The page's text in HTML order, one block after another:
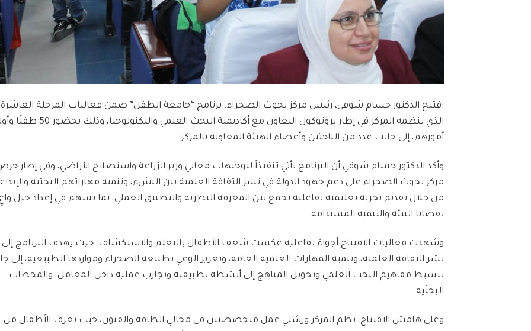
افتتح الدكتور حسام شوقي، رئيس مركز بحوث الصحراء، برنامج “جامعة الطفل” ضمن فعاليات المرحلة
الذي ينظمه المركز في إطار بروتوكول التعاون مع أكاديمية البحث العلمي
أمورهم، إلى جانب عدد من الباحثين وأعضاء الهيئة المعاونة بالمركز.
وأكد الدكتور حسام شوقي أن البرنامج يأتي تنفيذاً لتوجيهات معالي وزير الزراعة واستصلاح الأراضي، وفي إطار
مركز بحوث الصحراء على دعم جهود الدولة في نشر الثقافة العلمية بين النشء، وتنمية مهاراتهم البحثية
من خلال تقديم تجربة تعليمية تفاعلية تجمع بين المعرفة النظرية والتطبيق العملي، بما يسهم في إعداد جيل واعٍ
بقضايا البيئة والتنمية المستدامة.
وشهدت فعاليات الافتتاح أجواءً تفاعلية عكست شغف الأطفال بالتعلم والاستكشاف، حيث يهدف البرنامج إلى
نشر الثقافة العلمية، وتنمية المهارات العلمية العامة، وتعزيز الوعي بطبيعة الصحراء ومواردها الطبيعية، إلى
تبسيط مفاهيم البحث العلمي وتحويل المناهج إلى أنشطة تطبيقية وتجارب عملية داخل المعامل، والمحطات
البحثية.
وعلى هامش الافتتاح، نظم المركز ورشتي عمل متخصصتين في مجالي الطاقة والفنون، حيث تعرف الأطفال من